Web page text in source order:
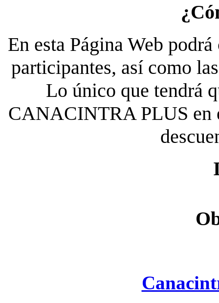
En esta Página Web
participantes, así como
Lo único que tendrá
CANACINTRA PLUS en